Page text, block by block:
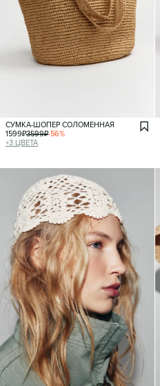
СУМКА-ШОПЕР СОЛОМЕННАЯ
1599₽3599₽-56%
+3 ЦВЕТА